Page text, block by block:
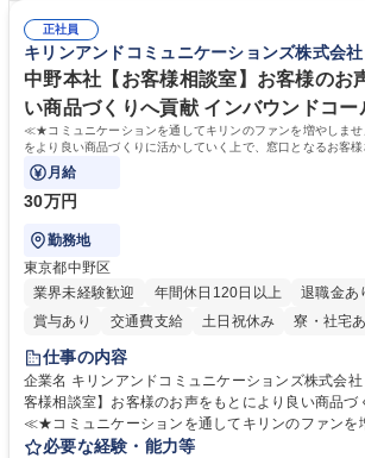
幅広く経験を積みたい意欲がある方に最適な環境です。 募集職種
務・人事】未経験歓迎/日立グループ/組織運営を支
指す
のご経験 ■労務管理（給与計算・社会保険手続き・
■衛生管理者の資格をお持ちの方 学歴・資格 学歴：大学院 大学 高専 短大
専修学校 高校 語学力： 資格：
正社員
キリンアンドコミュニケーションズ株式会社
中野本社【お客様相談室】お客様のお
い商品づくりへ貢献 インバウンドコー
≪★コミュニケーションを通してキリンのファンを増やしま
をより良い商品づくりに活かしていく上で、窓口となるお客様
月給
30万円
勤務地
東京都中野区
業界未経験歓迎
年間休日120日以上 退職金あ
賞与あり
交通費支給 土日祝休み 寮・社宅
仕事の内容
企業名 キリンアンドコミュニケーションズ株式会社 求人名 中野本社【お
客様相談室】お客様のお声をもとにより良い商品づくりへ貢
≪★コミュニケーションを通してキリンのファン
お客様のお声をより良い商品づくりに活かしていく
必要な経験・能力等